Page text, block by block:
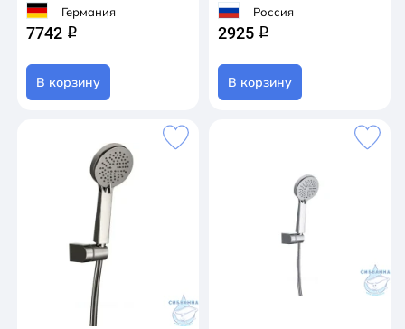
Германия
7742 q
В корзину
Россия
2925 q
В корзину